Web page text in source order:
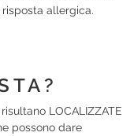
allergica.
LOCALIZZATE
possono dare